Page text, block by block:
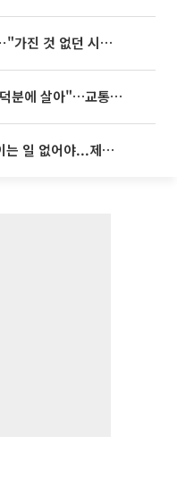
임영웅, 어느덧 데뷔 10주년⋯"가진 것 없던 시절, 내 앞엔 20명의 팬뿐"
'굿 윌 헌팅' 배우 "기아 EV2 덕분에 살아"…교통사고 후 안전성 극찬
李대통령 “청년이 결혼 망설이는 일 없어야...제도상 불이익 조사”